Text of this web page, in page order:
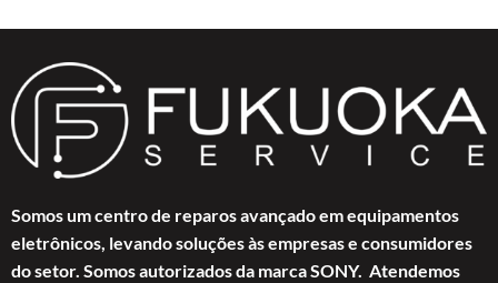
Somos um centro de reparos avançado em equipamentos
eletrônicos, levando soluções às empresas e consumidores
do setor. Somos autorizados da marca SONY. Atendemos